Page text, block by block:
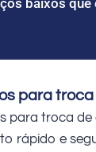
para
para troca
rápido e